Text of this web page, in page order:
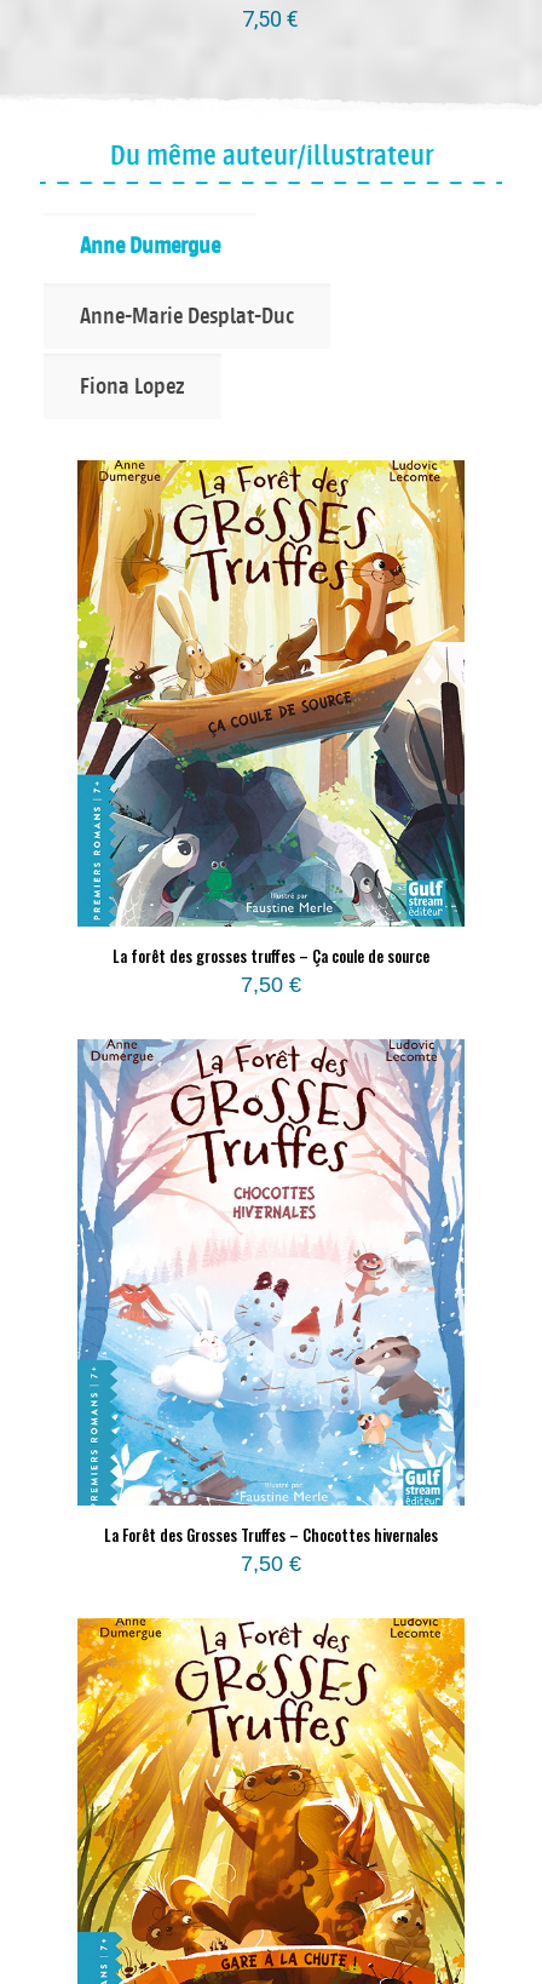
7,50€
Du même auteur/illustrateur
Anne Dumergue
Anne-Marie Desplat-Duc
Fiona Lopez
La forêt des grosses truffes – Ça coule de source
7,50 €
La Forêt des Grosses Truffes – Chocottes hivernales
7,50 €